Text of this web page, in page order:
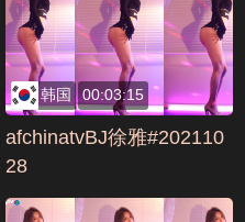
韩国 00:03:15
afchinatvBJ徐雅#202110
28